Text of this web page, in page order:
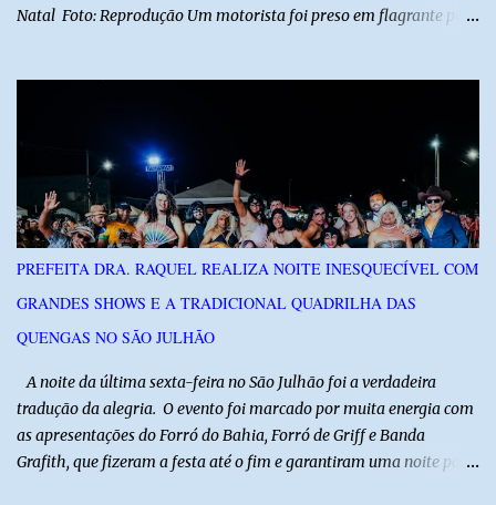
Natal Foto: Reprodução Um motorista foi preso em flagrante por
Um dos condutores apresentava sinais de embriaguez, foi levado
ao Hospital Regional Tarcísio Maia, em Mossoró, e autuado em
flagrante. O exame pericial para confirmar a presença de álcool no
organismo está em andamento. No outro veículo estavam
funcionários da Caern que seguiam para uma partida de futebol. O
motorista e uma mulher sofreram ferimentos leves. A criança, que
estava no carro com o grupo, ficou gravemente ferida, precisou ser
entubada e foi transferida de helicóptero...
PREFEITA DRA. RAQUEL REALIZA NOITE INESQUECÍVEL COM
GRANDES SHOWS E A TRADICIONAL QUADRILHA DAS
QUENGAS NO SÃO JULHÃO
​ A noite da última sexta-feira no São Julhão foi a verdadeira
tradução da alegria. O evento foi marcado por muita energia com
as apresentações do Forró do Bahia, Forró de Griff e Banda
Grafith, que fizeram a festa até o fim e garantiram uma noite para